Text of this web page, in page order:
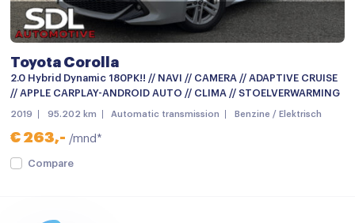
Bestuurdersstoel in hoogte verstelbaar
Binnenspiegel automatisch dimmend
Boordcomputer
Cruise control
Cruisecontrol
Toyota Corolla
2.0 Hybrid Dynamic 180PK!! // NAVI // CAMERA // ADAPTIVE CRUISE
// APPLE CARPLAY-ANDROID AUTO // CLIMA // STOELVERWARMING
2019 95.202 km Automatic transmission Benzine / Elektrisch
€ 263,- /mnd*
Compare